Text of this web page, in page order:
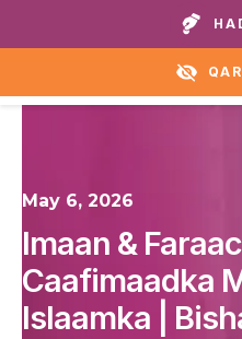
Wicitay guryaheena
May 6, 2026
Imaan &
Caafimaadka
Islaamka |